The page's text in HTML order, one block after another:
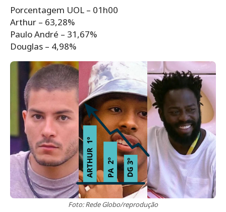
Porcentagem UOL – 01h00
Arthur – 63,28%
Paulo André – 31,67%
Douglas – 4,98%
Foto: Rede Globo/reprodução